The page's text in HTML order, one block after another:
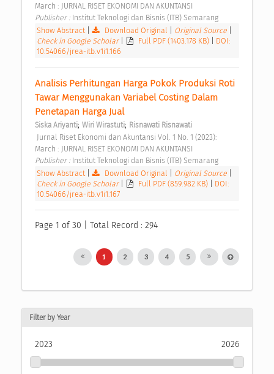
March : JURNAL RISET EKONOMI DAN AKUNTANSI
Publisher : Institut Teknologi dan Bisnis (ITB) Semarang
Show Abstract
Download Original Original Source
Check in Google Scholar
Full PDF (1403.178 KB)
DOI:
10.54066/jrea-itb.v1i1.166
Analisis Perhitungan Harga Pokok Produksi Roti
Tawar Menggunakan Variabel Costing Dalam
Penetapan Harga Jual
Siska Ariyanti; Wiri Wirastuti; Risnawati Risnawati
March : JURNAL RISET EKONOMI DAN AKUNTANSI
Publisher : Institut Teknologi dan Bisnis (ITB) Semarang
Show Abstract
Download Original Original Source
Check in Google Scholar
Full PDF (859.982 KB)
DOI:
10.54066/jrea-itb.v1i1.167
Page 1 of 30 | Total Record : 294
1 2 3 4 5
Filter by Year
2023 2026